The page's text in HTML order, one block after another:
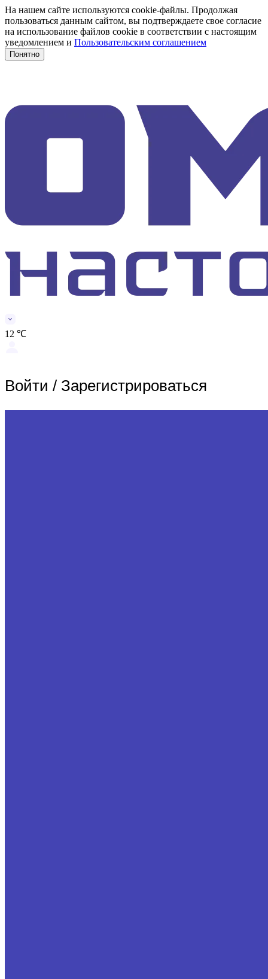
На нашем сайте используются cookie-файлы. Продолжая
пользоваться данным сайтом, вы подтверждаете свое согласие
на использование файлов cookie в соответствии с настоящим
уведомлением и Пользовательским соглашением
Понятно
12 ℃
Войти / Зарегистрироваться